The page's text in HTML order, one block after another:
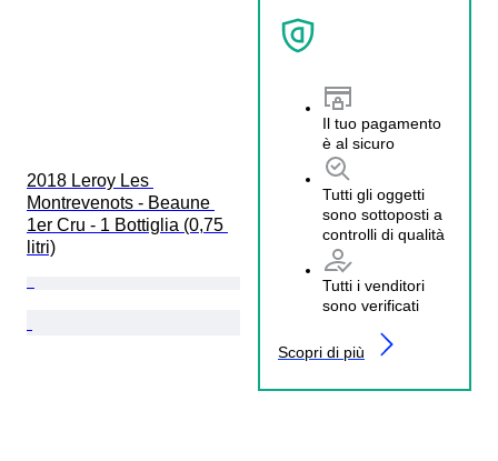
Il tuo pagamento
è al sicuro
Tutti gli oggetti
sono sottoposti a
controlli di qualità
Tutti i venditori
sono verificati
Scopri di più
2018 Leroy Les
Montrevenots - Beaune
1er Cru - 1 Bottiglia (0,75
litri)